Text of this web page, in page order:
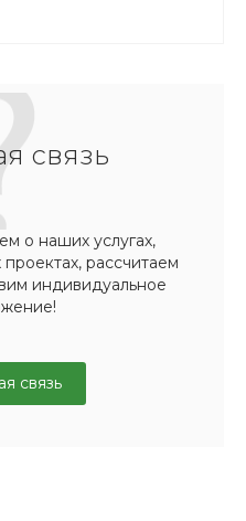
связь
о наших услугах,
рассчитаем
индивидуальное
связь